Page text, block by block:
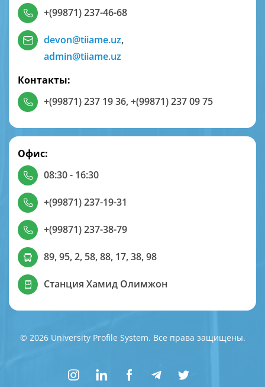
+(99871) 237-46-68
devon@tiiame.uz,
admin@tiiame.uz
Контакты:
+(99871) 237 19 36,+(99871) 237 09 75
Офис:
08:30 - 16:30
+(99871) 237-19-31
+(99871) 237-38-79
89, 95, 2, 58, 88, 17, 38, 98
Станция Хамид Олимжон
© 2026 University Profile System. Все права защищены.